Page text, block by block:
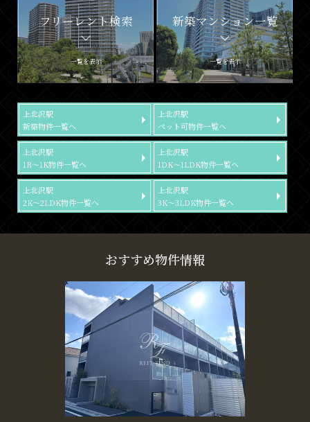
フリーレント検索
一覧を表示
新築マンション一覧
一覧を表示
上北沢駅
新築物件一覧へ
上北沢駅
ペット可物件一覧へ
上北沢駅
1R～1K物件一覧へ
上北沢駅
1DK～1LDK物件一覧へ
上北沢駅
2K～2LDK物件一覧へ
上北沢駅
3K～3LDK物件一覧へ
おすすめ物件情報